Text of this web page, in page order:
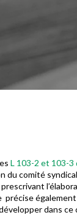
L 103-2 et 103-3
du comité
précise
dans ce